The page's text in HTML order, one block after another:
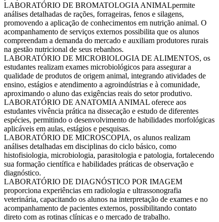
LABORATÓRIO DE BROMATOLOGIA ANIMALpermite
análises detalhadas de rações, forrageiras, fenos e silagens,
promovendo a aplicação de conhecimentos em nutrição animal. O
acompanhamento de serviços externos possibilita que os alunos
compreendam a demanda do mercado e auxiliam produtores rurais
na gestão nutricional de seus rebanhos.
LABORATÓRIO DE MICROBIOLOGIA DE ALIMENTOS, os
estudantes realizam exames microbiológicos para assegurar a
qualidade de produtos de origem animal, integrando atividades de
ensino, estágios e atendimento a agroindústrias e à comunidade,
aproximando o aluno das exigências reais do setor produtivo.
LABORATÓRIO DE ANATOMIA ANIMAL oferece aos
estudantes vivência prática na dissecação e estudo de diferentes
espécies, permitindo o desenvolvimento de habilidades morfológicas
aplicáveis em aulas, estágios e pesquisas.
LABORATÓRIO DE MICROSCOPIA, os alunos realizam
análises detalhadas em disciplinas do ciclo básico, como
histofisiologia, microbiologia, parasitologia e patologia, fortalecendo
sua formação científica e habilidades práticas de observação e
diagnóstico.
LABORATÓRIO DE DIAGNÓSTICO POR IMAGEM
proporciona experiências em radiologia e ultrassonografia
veterinária, capacitando os alunos na interpretação de exames e no
acompanhamento de pacientes externos, possibilitando contato
direto com as rotinas clínicas e o mercado de trabalho.